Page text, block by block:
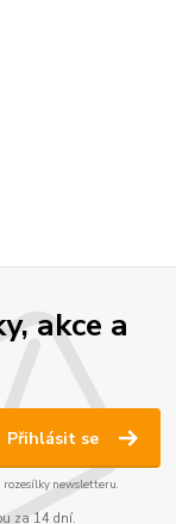
akce a
Přihlásit se
rozesílky newsletteru.
za 14 dní.